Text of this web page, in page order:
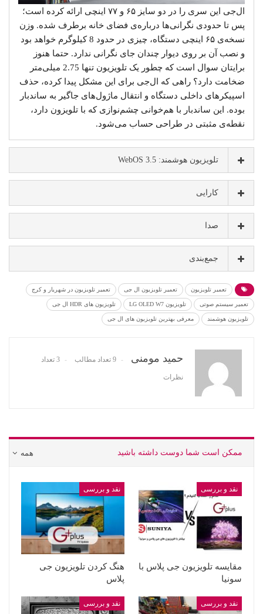
ال‌جی این سری را در دو سایز ۶۵ و ۷۷ اینچی ارائه کرده است؛
پس تا حدودی نگرانی‌ها درباره‌ی فضای خانه برطرف شده. وزن
نسخه‌ی ۶۵ اینچی دستگاه، چیزی در حدود 8 کیلوگرم خواهد بود
و نصب آن بر روی دیوار چندان جای نگرانی ندارد. حتما هنوز
برایتان سوال است که چطور یک تلویزیون تنها 2.75 میلی‌متر
ضخامت دارد؟ راهی که ال‌جی برای این مشکل پیدا کرده، حذف
اسپیکرهای داخلی دستگاه و انتقال ماژول‌های جاگیر به ساندبار
بوده. این ساندبار با هم‌خوانی چشم‌نوازی که با تلویزون دارد،
نقطه‌ی مثبتی در طراحی حساب می‌شود.
تلویزیون هوشمند: WebOS 3.5
کارایی
صدا
جمع‌بندی
تعمیر تلویزیون تعمیر تلویزیون ال جی تعمیر تلویزیون در شهریار و کرج
تعمیر سیستم صوتی تلویزیون LG OLED W7 تلویزیون های HDR ال جی
تلویزیون هوشمند معرفی بهترین تلویزیون های ال جی
حمید مومنی 9 تعداد مطالب 3 تعداد
نظرات
همه ممکن است شما دوست داشته باشید
نقد و بررسی
مقایسه تلویزیون جی پلاس با
سونیا
نقد و بررسی
هنگ کردن تلویزیون جی
پلاس
نقد و بررسی نقد و بررسی